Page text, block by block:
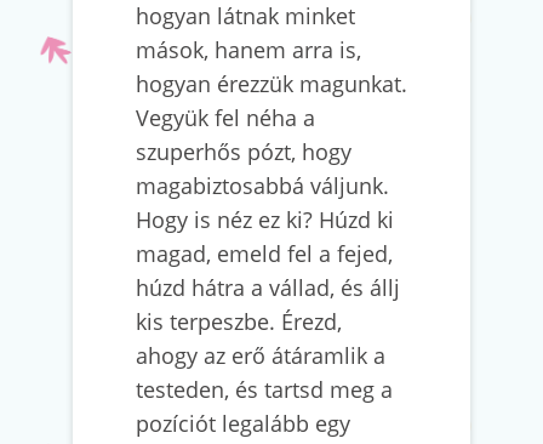
hogyan látnak minket
mások, hanem arra is,
hogyan érezzük magunkat.
Vegyük fel néha a
szuperhős pózt, hogy
magabiztosabbá váljunk.
Hogy is néz ez ki? Húzd ki
magad, emeld fel a fejed,
húzd hátra a vállad, és állj
kis terpeszbe. Érezd,
ahogy az erő átáramlik a
testeden, és tartsd meg a
pozíciót legalább egy